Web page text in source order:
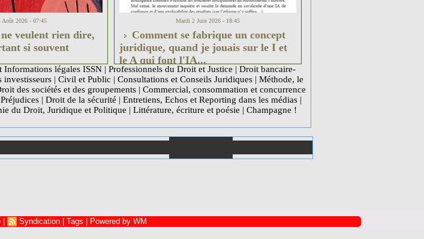
Août 2026 - 07:45
veulent rien dire,
si souvent
Mardi 2 Juin 2026 - 18:45
Comment se fabrique un concept
juridique, quand je jouais sur le I et
le A qui font l'IA...
Informations légales ISSN | Professionnels du Droit et Justice | Droit bancaire-
investisseurs | Civil et Public | Consultations et Conseils Juridiques | Méthode, le
des sociétés et des groupements | Commercial, consommation et concurrence
| Droit de la sécurité | Entretiens, Echos et Reporting dans les médias |
du Droit, Juridique et Politique | Littérature, écriture et poésie | Champagne !
Syndication Tags Powered by WM